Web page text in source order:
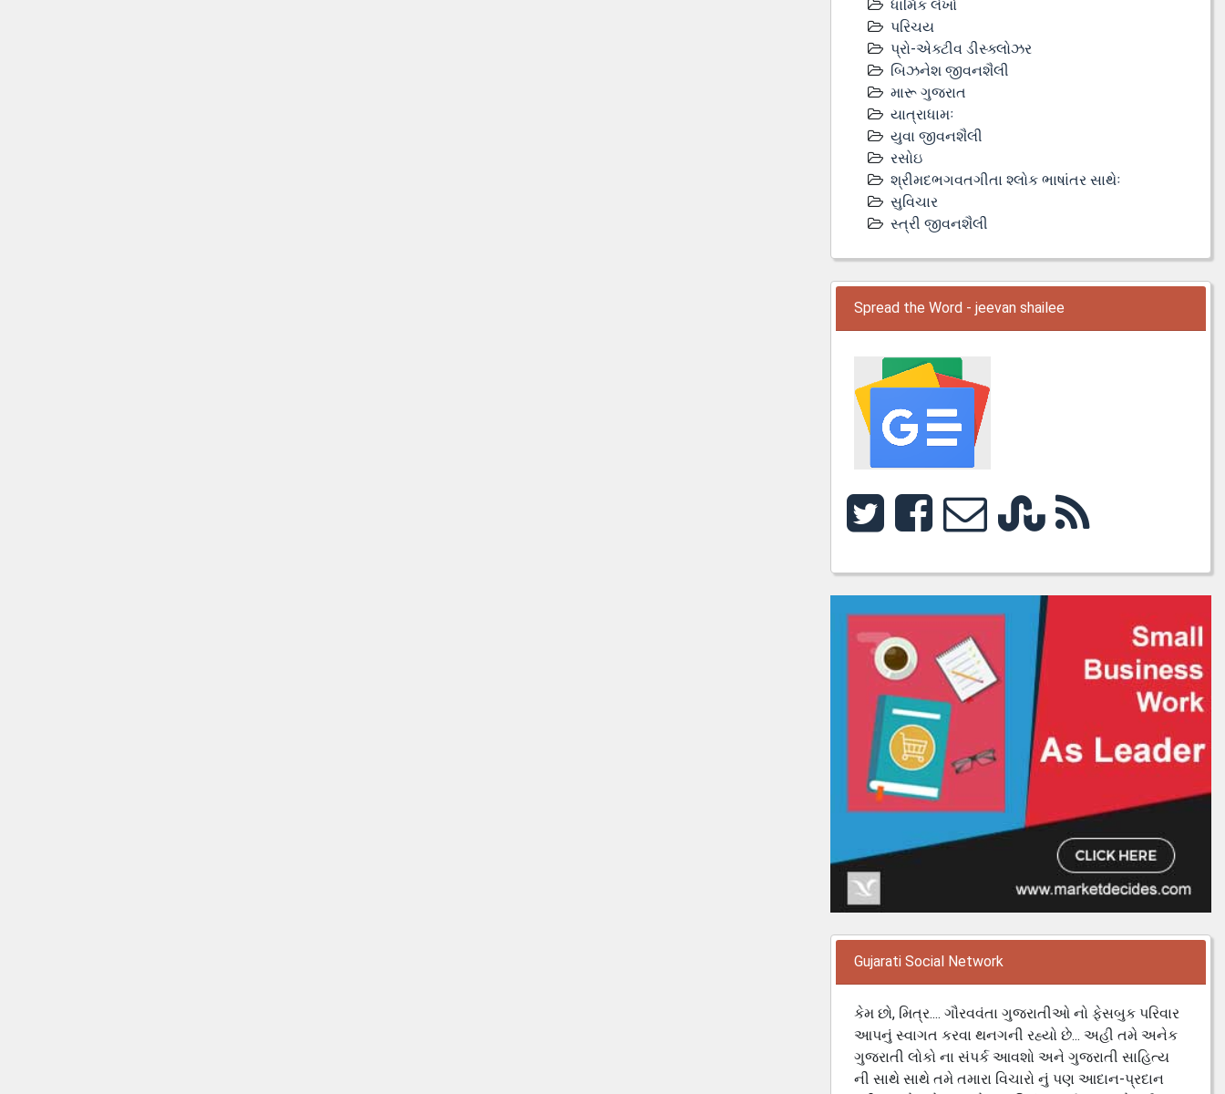
ધાર્મિક લેખો
પરિચય
પ્રો-એક્ટીવ ડીસ્‍ક્લોઝર
બિઝનેશ જીવનશૈલી
મારૂ ગુજરાત
યાત્રાધામઃ
યુવા જીવનશૈલી
રસોઇ
શ્રીમદભગવતગીતા શ્લોક ભાષાંતર સાથેઃ
સુવિચાર
સ્ત્રી જીવનશૈલી
Spread the Word - jeevan shailee
Gujarati Social Network
કેમ છો, મિત્ર.... ગૌરવવંતા ગુજરાતીઓ નો ફેસબુક પરિવાર
આપનું સ્વાગત કરવા થનગની રહ્યો છે... અહી તમે અનેક
ગુજરાતી લોકો ના સંપર્ક આવશો અને ગુજરાતી સાહિત્ય
ની સાથે સાથે તમે તમારા વિચારો નું પણ આદાન-પ્રદાન